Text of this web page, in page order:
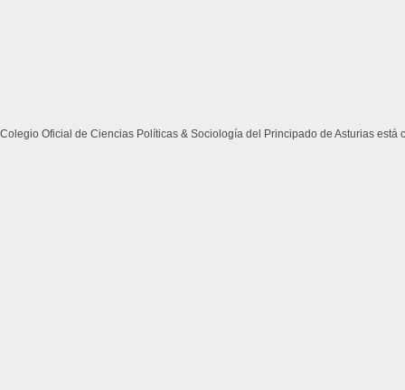
Colegio Oficial de Ciencias Políticas & Sociología del Principado de Asturias está